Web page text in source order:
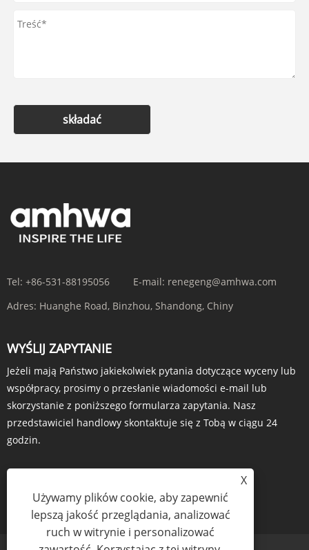
składać
Tel: +86-531-88195056 E-mail: renegeng@amhwa.com
Adres: Huanghe Road, Binzhou, Shandong, Chiny
WYŚLIJ ZAPYTANIE
Jeżeli mają Państwo jakiekolwiek pytania dotyczące wyceny lub
współpracy, prosimy o przesłanie wiadomości e-mail lub
skorzystanie z poniższego formularza zapytania. Nasz
przedstawiciel handlowy skontaktuje się z Tobą w ciągu 24
godzin.
ZAPYTANIE TERAZ
X
Używamy plików cookie, aby zapewnić
lepszą jakość przeglądania, analizować
ruch w witrynie i personalizować